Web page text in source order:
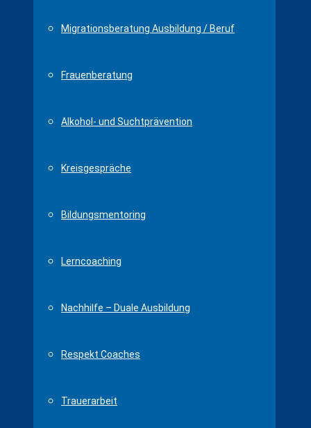
Migrationsberatung Ausbildung / Beruf
Frauenberatung
Alkohol- und Suchtprävention
Kreisgespräche
Bildungsmentoring
Lerncoaching
Nachhilfe – Duale Ausbildung
Respekt Coaches
Trauerarbeit